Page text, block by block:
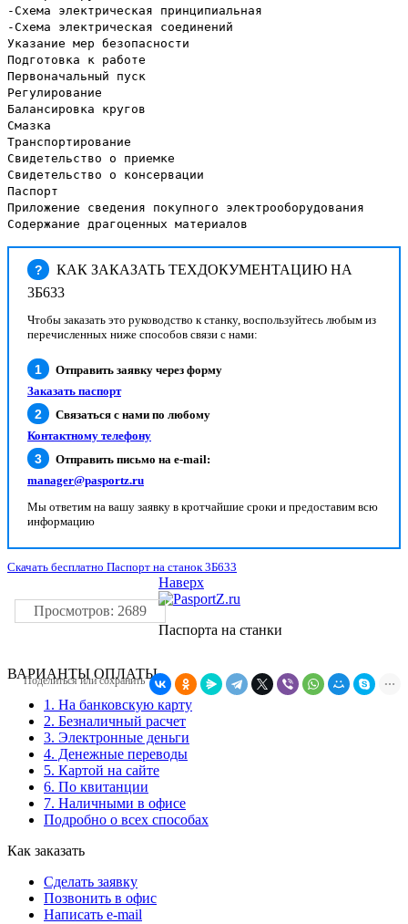
-Схема электрическая принципиальная
-Схема электрическая соединений
Указание мер безопасности
Подготовка к работе
Первоначальный пуск
Регулирование
Балансировка кругов
Смазка
Транспортирование
Свидетельство о приемке
Свидетельство о консервации
Паспорт
Приложение сведения покупного электрооборудования
Содержание драгоценных материалов
?
КАК ЗАКАЗАТЬ ТЕХДОКУМЕНТАЦИЮ НА
3Б633
Чтобы заказать это руководство к станку, воспользуйтесь любым из
перечисленных ниже способов связи с нами:
Отправить заявку через форму
Заказать паспорт
Связаться с нами по любому
Контактному телефону
Отправить письмо на e-mail:
manager@pasportz.ru
Мы ответим на вашу заявку в кротчайшие сроки и предоставим всю
информацию
Скачать бесплатно Паспорт на станок 3Б633
Просмотров: 2689
Поделиться или сохранить
ВАРИАНТЫ ОПЛАТЫ
1. На банковскую карту
2. Безналичный расчет
3. Электронные деньги
4. Денежные переводы
5. Картой на сайте
6. По квитанции
7. Наличными в офисе
Подробно о всех способах
Как заказать
Сделать заявку
Позвонить в офис
Написать e-mail
Наверх
Паспорта на станки